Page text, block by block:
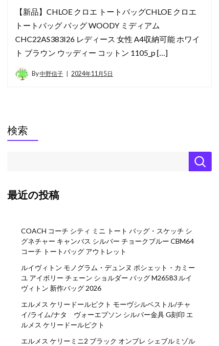
【新品】CHLOE クロエ トートバッグCHLOE クロエ
トートバッグ バッグ WOODY ミディアム
CHC22AS383I26 レディース 女性 A4収納可能 ホワイ
ト ブラウン ウッディー コットン 1105_p […]
By中野信子 2024年11月5日
検索
最近の投稿
COACH コーチ シティ ミニ トート バッグ・スケッチ シ
グネチャー キャンバス シルバー チョークブルー CBM64
コーチ トートバッグ アウトレット
ルイヴィトン モノグラム・デュンヌ ポシェット・カミー
ユ アイボリー チェーン ショルダー バッグ M26583 ルイ
ヴィトン 新作バッグ 2026
エルメス ケリードールピクト モーヴシルベストル/チャ
イ/ライム/ナタ ヴォーエプソン シルバー金具 G刻印 エ
ルメス ケリードールピクト
エルメス ケリーミニ2 ブラック オンブレ シェブルミゾル